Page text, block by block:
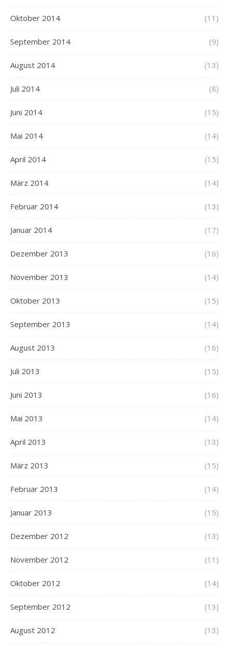
Oktober 2014 (11)
September 2014 (9)
August 2014 (13)
Juli 2014 (8)
Juni 2014 (15)
Mai 2014 (14)
April 2014 (15)
März 2014 (14)
Februar 2014 (13)
Januar 2014 (17)
Dezember 2013 (16)
November 2013 (14)
Oktober 2013 (15)
September 2013 (14)
August 2013 (16)
Juli 2013 (15)
Juni 2013 (16)
Mai 2013 (14)
April 2013 (13)
März 2013 (15)
Februar 2013 (14)
Januar 2013 (15)
Dezember 2012 (13)
November 2012 (11)
Oktober 2012 (14)
September 2012 (13)
August 2012 (13)